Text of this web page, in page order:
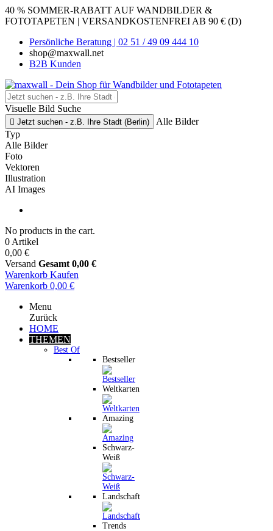
40 % SOMMER-RABATT AUF WANDBILDER &
FOTOTAPETEN | VERSANDKOSTENFREI AB 90 € (D)
Persönliche Beratung | 02 51 / 49 09 444 10
shop@maxwall.net
B2B Kunden
Visuelle Bild Suche
 Jetzt suchen - z.B. Ihre Stadt (Berlin)
Alle Bilder
Typ
Alle Bilder
Foto
Vektoren
Illustration
AI Images
No products in the cart.
0 Artikel
0,00 €
Versand Gesamt 0,00 €
Warenkorb Kaufen
Warenkorb 0,00 €
Menu
Zurück
HOME
THEMEN
Best Of
Bestseller
Weltkarten
Amazing
Schwarz-
Weiß
Landschaft
Trends